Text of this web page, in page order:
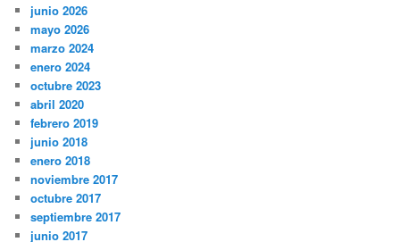
junio 2026
mayo 2026
marzo 2024
enero 2024
octubre 2023
abril 2020
febrero 2019
junio 2018
enero 2018
noviembre 2017
octubre 2017
septiembre 2017
junio 2017